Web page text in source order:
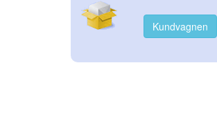
Kundvagnen